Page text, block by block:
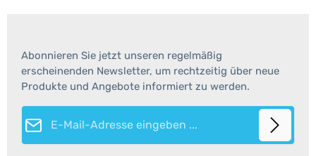
Abonnieren Sie jetzt unseren regelmäßig
erscheinenden Newsletter, um rechtzeitig über neue
Produkte und Angebote informiert zu werden.
E-Mail-Adresse*